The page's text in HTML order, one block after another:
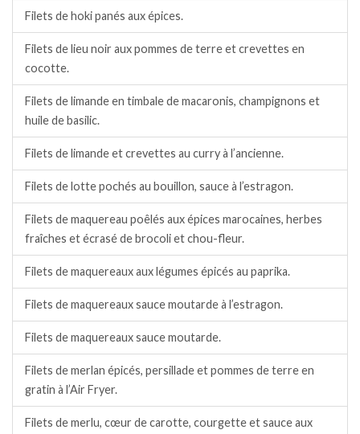
Filets de hoki panés aux épices.
Filets de lieu noir aux pommes de terre et crevettes en
cocotte.
Filets de limande en timbale de macaronis, champignons et
huile de basilic.
Filets de limande et crevettes au curry à l’ancienne.
Filets de lotte pochés au bouillon, sauce à l’estragon.
Filets de maquereau poêlés aux épices marocaines, herbes
fraîches et écrasé de brocoli et chou-fleur.
Filets de maquereaux aux légumes épicés au paprika.
Filets de maquereaux sauce moutarde à l’estragon.
Filets de maquereaux sauce moutarde.
Filets de merlan épicés, persillade et pommes de terre en
gratin à l’Air Fryer.
Filets de merlu, cœur de carotte, courgette et sauce aux